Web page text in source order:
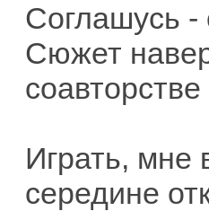
Соглашусь -
Сюжет
Играть, мне
середине